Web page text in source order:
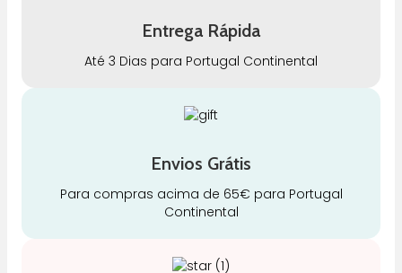
Entrega Rápida
Até 3 Dias para Portugal Continental
Envios Grátis
Para compras acima de 65€ para Portugal
Continental